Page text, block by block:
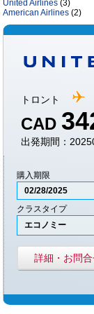
United Airlines (3)
American Airlines (2)
トロント
CAD
出発期間：
購入期限
02/28/2025
クラスタイプ
エコノミー
詳細・お問